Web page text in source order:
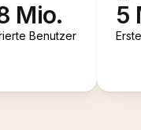
Mio.
Benutzer
5